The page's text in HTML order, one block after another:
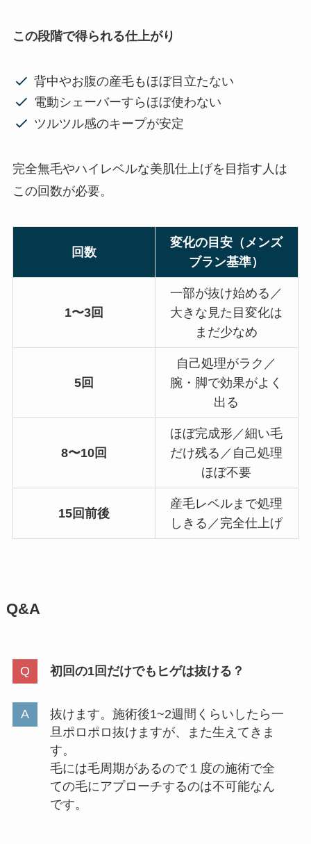
この段階で得られる仕上がり
背中やお腹の産毛もほぼ目立たない
電動シェーバーすらほぼ使わない
ツルツル感のキープが安定
完全無毛やハイレベルな美肌仕上げを目指す人は
この回数が必要。
回数
変化の目安（メンズ
ブラン基準）
1〜3回
一部が抜け始める／
大きな見た目変化は
まだ少なめ
5回
自己処理がラク／
腕・脚で効果がよく
出る
8〜10回
ほぼ完成形／細い毛
だけ残る／自己処理
ほぼ不要
15回前後
産毛レベルまで処理
しきる／完全仕上げ
Q&A
初回の1回だけでもヒゲは抜ける？
抜けます。施術後1~2週間くらいしたら一
旦ポロポロ抜けますが、また生えてきま
す。
毛には毛周期があるので１度の施術で全
ての毛にアプローチするのは不可能なん
です。